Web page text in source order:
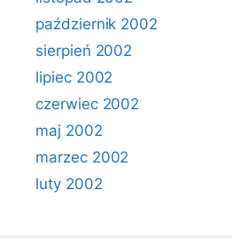
październik 2002
sierpień 2002
lipiec 2002
czerwiec 2002
maj 2002
marzec 2002
luty 2002